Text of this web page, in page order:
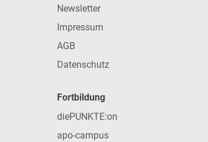
Newsletter
Impressum
AGB
Datenschutz
Fortbildung
diePUNKTE:on
apo-campus